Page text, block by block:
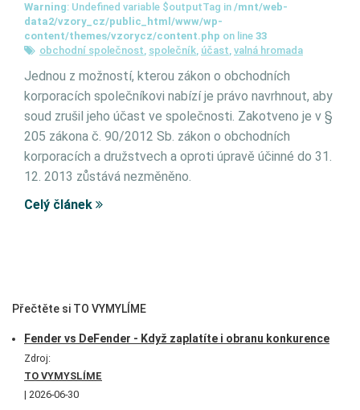
Warning: Undefined variable $outputTag in /mnt/web-
data2/vzory_cz/public_html/www/wp-
content/themes/vzorycz/content.php on line 33
obchodní společnost, společník, účast, valná hromada
Jednou z možností, kterou zákon o obchodních
korporacích společníkovi nabízí je právo navrhnout, aby
soud zrušil jeho účast ve společnosti. Zakotveno je v §
205 zákona č. 90/2012 Sb. zákon o obchodních
korporacích a družstvech a oproti úpravě účinné do 31.
12. 2013 zůstává nezměněno.
Celý článek
Přečtěte si TO VYMYLÍME
Fender vs DeFender - Když zaplatíte i obranu konkurence
Zdroj:
TO VYMYSLÍME
2026-06-30